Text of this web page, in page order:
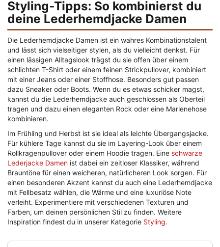
Styling-Tipps: So kombinierst du
deine Lederhemdjacke Damen
Die Lederhemdjacke Damen ist ein wahres Kombinationstalent
und lässt sich vielseitiger stylen, als du vielleicht denkst. Für
einen lässigen Alltagslook trägst du sie offen über einem
schlichten T-Shirt oder einem feinen Strickpullover, kombiniert
mit einer Jeans oder einer Stoffhose. Besonders gut passen
dazu Sneaker oder Boots. Wenn du es etwas schicker magst,
kannst du die Lederhemdjacke auch geschlossen als Oberteil
tragen und dazu einen eleganten Rock oder eine Marlenehose
kombinieren.
Im Frühling und Herbst ist sie ideal als leichte Übergangsjacke.
Für kühlere Tage kannst du sie im Layering-Look über einem
Rollkragenpullover oder einem Hoodie tragen. Eine schwarze
Lederjacke Damen ist dabei ein zeitloser Klassiker, während
Brauntöne für einen weicheren, natürlicheren Look sorgen. Für
einen besonderen Akzent kannst du auch eine Lederhemdjacke
mit Fellbesatz wählen, die Wärme und eine luxuriöse Note
verleiht. Experimentiere mit verschiedenen Texturen und
Farben, um deinen persönlichen Stil zu finden. Weitere
Inspiration findest du in unserer Kategorie Styling.